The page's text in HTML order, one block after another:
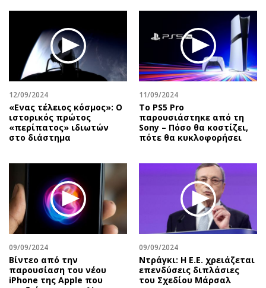
Περιβάλλον
Κόσμος
Παράξενα
Πολιτισμός
Σινεμά
Θέατρο-Χορός
Μουσική
Βιβλίο
Χειρόγραφα
Ταξίδια
Media
Εκπομπές
Wine routes
Podcasts
Uncut
Προσωπικότητες στην ''Κ''
Επιστολές
12/09/2024
«Ενας τέλειος κόσμος»: Ο
ιστορικός πρώτος
«περίπατος» ιδιωτών
στο διάστημα
11/09/2024
Το PS5 Pro
παρουσιάστηκε από τη
Sony – Πόσο θα κοστίζει,
πότε θα κυκλοφορήσει
09/09/2024
Bίντεο από την
παρουσίαση του νέου
iPhone της Apple που
09/09/2024
Ντράγκι: Η Ε.Ε. χρειάζεται
επενδύσεις διπλάσιες
του Σχεδίου Μάρσαλ